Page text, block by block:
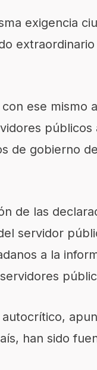
exigencia
ese mismo
públicos
de gobierno
de las
servidor
a la
han sido